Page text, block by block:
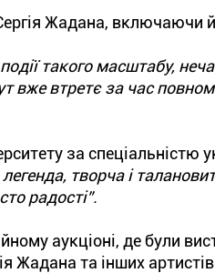
Жадана, включаючи
такого масштабу,
вже втретє за час
за спеціальністю
творча і
радості”.
аукціоні, де були
Жадана та інших